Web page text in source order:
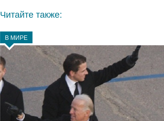
Читайте также:
В МИРЕ